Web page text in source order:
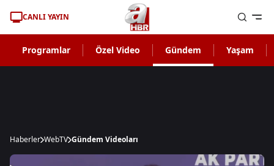
CANLI YAYIN
Programlar Özel Video Gündem Yaşam
Haberler WebTV Gündem Videoları